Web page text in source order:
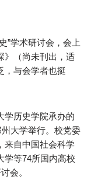
”学术研讨会，会上
》（尚未刊出，适
，与会学者也挺
学历史学院承办的
大学举行。校党委
来自中国社会科学
学等74所国内高校
会。